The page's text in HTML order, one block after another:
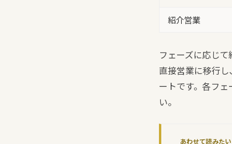
紹介営業
フェーズに応じ
直接営業に移行し
ートです。各フェ
い。
あわせて読みたい